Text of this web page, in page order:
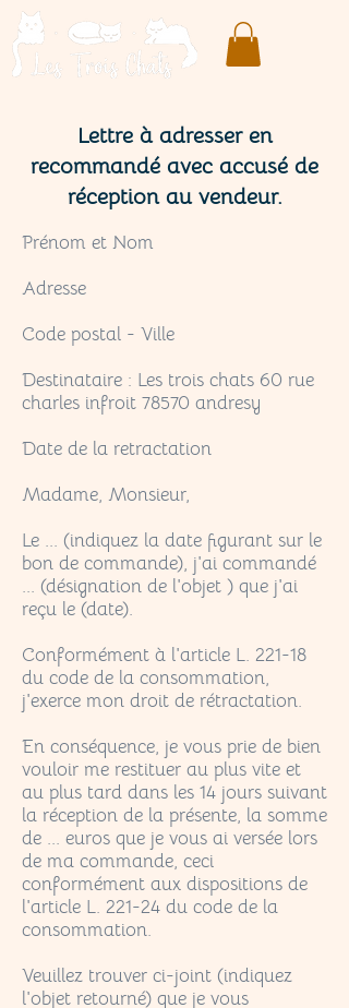
Lettre à adresser en
recommandé avec accusé de
réception au vendeur.
Prénom et Nom
Adresse
Code postal - Ville
Destinataire : Les trois chats 60 rue
charles infroit 78570 andresy
Date de la retractation
Madame, Monsieur,
Le ... (indiquez la date figurant sur le
bon de commande), j'ai commandé
... (désignation de l'objet ) que j'ai
reçu le (date).
Conformément à l'article L. 221-18
du code de la consommation,
j'exerce mon droit de rétractation.
En conséquence, je vous prie de bien
vouloir me restituer au plus vite et
au plus tard dans les 14 jours suivant
la réception de la présente, la somme
de ... euros que je vous ai versée lors
de ma commande, ceci
conformément aux dispositions de
l'article L. 221-24 du code de la
consommation.
Veuillez trouver ci-joint (indiquez
l'objet retourné) que je vous